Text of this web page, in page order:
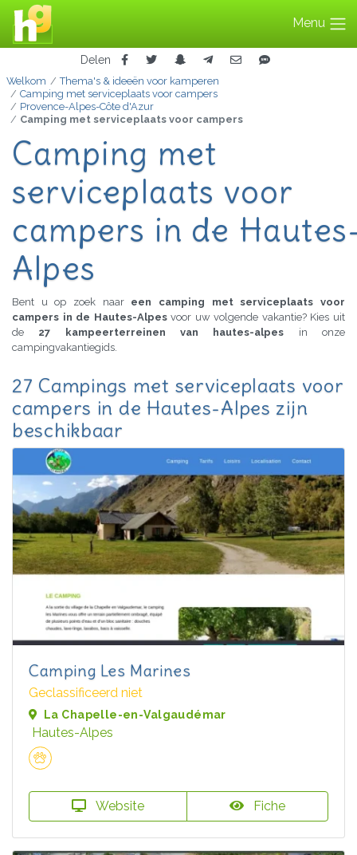
Menu
Delen
Welkom
Thema's & ideeën voor kamperen
Camping met serviceplaats voor campers
Provence-Alpes-Côte d'Azur
Camping met serviceplaats voor campers
Camping met
serviceplaats voor
campers in de
Alpes
Bent u op zoek naar een camping met serviceplaats voor
campers in de Hautes-Alpesvoor uw volgende vakantie? Kies uit
de 27 kampeerterreinen van hautes-alpes in onze
campingvakantiegids.
27 Campings met serviceplaats voor
campers in de Hautes-Alpes zijn
beschikbaar
Camping Les Marines
Geclassificeerd niet
La Chapelle-en-Valgaudémar
Hautes-Alpes
Website Fiche